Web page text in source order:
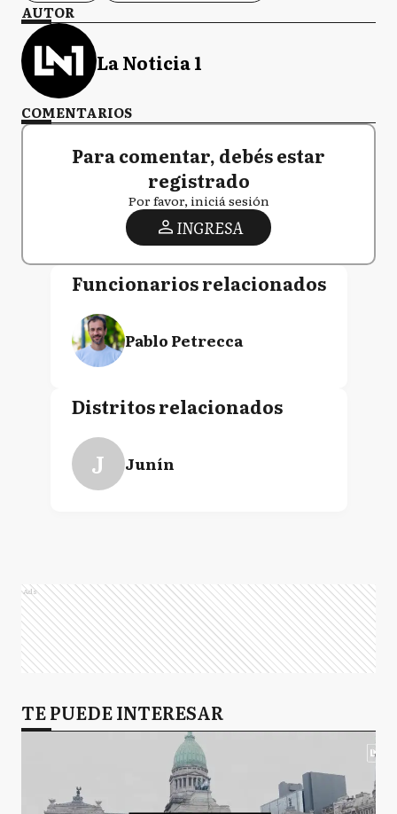
AUTOR
La Noticia 1
COMENTARIOS
Para comentar, debés estar
registrado
Por favor, iniciá sesión
INGRESA
Funcionarios relacionados
Pablo Petrecca
Distritos relacionados
J Junín
Ads
TE PUEDE INTERESAR